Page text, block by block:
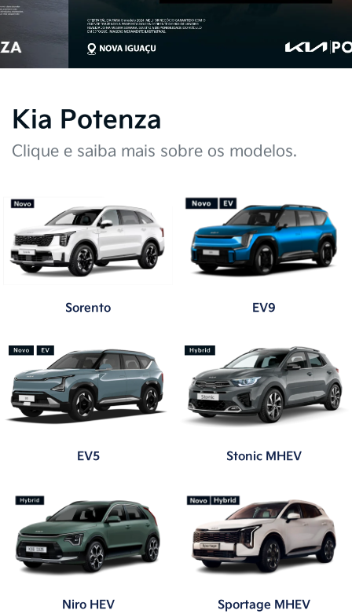
Kia Potenza
Clique e saiba mais sobre os modelos.
Sorento EV9
EV5 Stonic MHEV
Niro HEV Sportage MHEV